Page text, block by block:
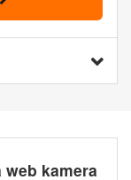
kamera